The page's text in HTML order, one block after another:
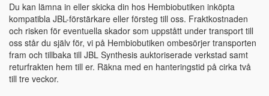
Du kan lämna in eller skicka din hos Hembiobutiken inköpta
kompatibla JBL-förstärkare eller försteg till oss. Fraktkostnaden
och risken för eventuella skador som uppstått under transport till
oss står du själv för, vi på Hembiobutiken ombesörjer transporten
fram och tillbaka till JBL Synthesis auktoriserade verkstad samt
returfrakten hem till er. Räkna med en hanteringstid på cirka två
till tre veckor.